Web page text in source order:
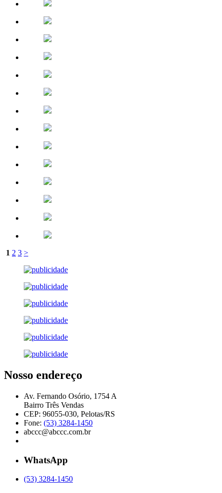
1 2 3 >
Nosso endereço
Av. Fernando Osório, 1754 A
Bairro Três Vendas
CEP: 96055-030, Pelotas/RS
Fone: (53) 3284-1450
abccc@abccc.com.br
WhatsApp
(53) 3284-1450